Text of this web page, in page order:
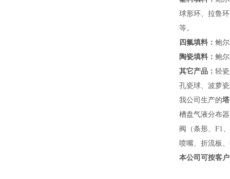
球形环、拉鲁
等。
四氟填料：鲍
陶瓷填料：鲍
其它产品：轻
孔瓷球、波萝
我公司生产的
槽盘气液分布
阀（条形、F1
喷嘴、折流板
本公司可按客